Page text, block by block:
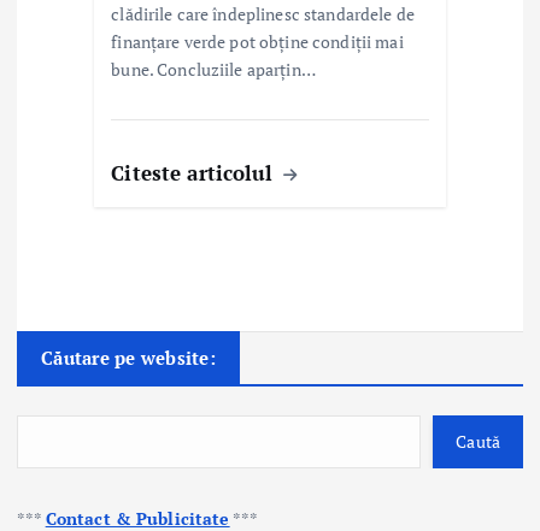
clădirile care îndeplinesc standardele de
finanțare verde pot obține condiții mai
bune. Concluziile aparțin…
Citeste articolul
Căutare pe website:
Caută
*** Contact & Publicitate ***